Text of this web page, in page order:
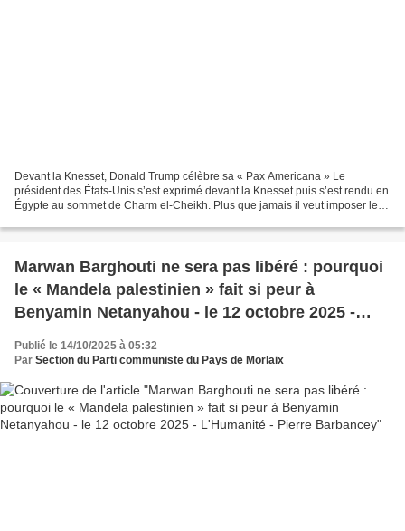
Devant la Knesset, Donald Trump célèbre sa « Pax Americana » Le
président des États-Unis s’est exprimé devant la Knesset puis s’est rendu en
Égypte au sommet de Charm el-Cheikh. Plus que jamais il veut imposer les
Marwan Barghouti ne sera pas libéré : pourquoi
le « Mandela palestinien » fait si peur à
Benyamin Netanyahou - le 12 octobre 2025 -
L'Humanité - Pierre Barbancey
Publié le 14/10/2025 à 05:32
Par Section du Parti communiste du Pays de Morlaix